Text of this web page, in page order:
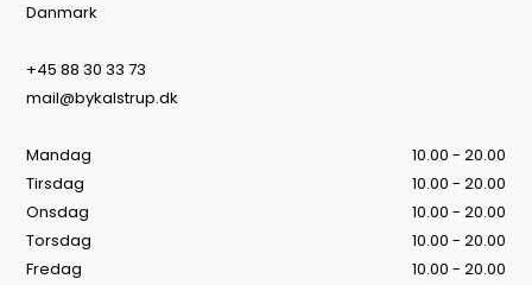
Danmark
+45 88 30 33 73
mail@bykalstrup.dk
Mandag
10.00 - 20.00
Tirsdag
10.00 - 20.00
Onsdag
10.00 - 20.00
Torsdag
10.00 - 20.00
Fredag
10.00 - 20.00